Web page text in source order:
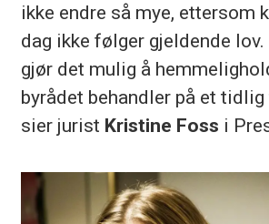
ikke endre så mye, ettersom
dag ikke følger gjeldende
gjør det mulig å
byrådet behandler på et
sier jurist Kristine Foss i